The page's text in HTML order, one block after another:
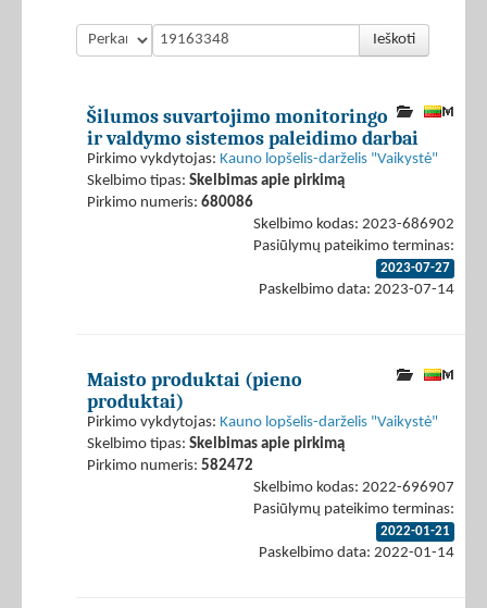
Ieškoti
Šilumos suvartojimo monitoringo
ir valdymo sistemos paleidimo darbai
Pirkimo vykdytojas: Kauno lopšelis-darželis "Vaikystė"
Skelbimo tipas: Skelbimas apie pirkimą
Pirkimo numeris: 680086
Skelbimo kodas: 2023-686902
Pasiūlymų pateikimo terminas:
2023-07-27
Paskelbimo data: 2023-07-14
Maisto produktai (pieno
produktai)
Pirkimo vykdytojas: Kauno lopšelis-darželis "Vaikystė"
Skelbimo tipas: Skelbimas apie pirkimą
Pirkimo numeris: 582472
Skelbimo kodas: 2022-696907
Pasiūlymų pateikimo terminas:
2022-01-21
Paskelbimo data: 2022-01-14